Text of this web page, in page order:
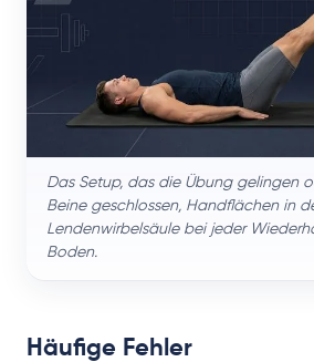
Das Setup, das die Übung gelingen
Beine geschlossen, Handflächen in
Lendenwirbelsäule bei jeder
Boden.
Häufige Fehler